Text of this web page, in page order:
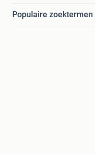
Populaire zoektermen